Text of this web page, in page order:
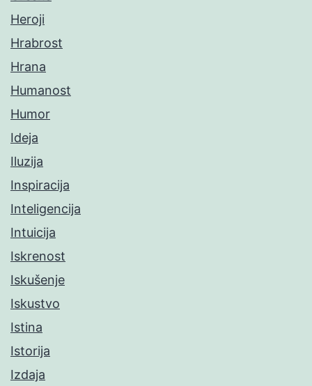
Heroji
Hrabrost
Hrana
Humanost
Humor
Ideja
Iluzija
Inspiracija
Inteligencija
Intuicija
Iskrenost
Iskušenje
Iskustvo
Istina
Istorija
Izdaja